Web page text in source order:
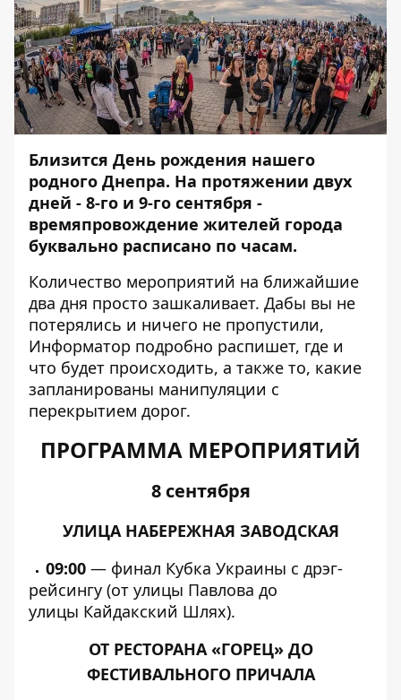
Близится День рождения нашего
родного Днепра. На протяжении двух
дней - 8-го и 9-го сентября -
времяпровождение жителей города
буквально расписано по часам.
Количество мероприятий на ближайшие
два дня просто зашкаливает. Дабы вы не
потерялись и ничего не пропустили,
Информатор подробно распишет, где и
что будет происходить, а также то, какие
запланированы манипуляции с
перекрытием дорог.
ПРОГРАММА МЕРОПРИЯТИЙ
8 сентября
УЛИЦА НАБЕРЕЖНАЯ ЗАВОДСКАЯ
09:00 — финал Кубка Украины с дрэг-
рейсингу (от улицы Павлова до
улицы Кайдакский Шлях).
ОТ РЕСТОРАНА «ГОРЕЦ» ДО
ФЕСТИВАЛЬНОГО ПРИЧАЛА